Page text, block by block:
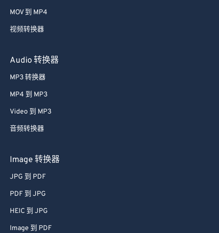
MOV 到 MP4
视频转换器
Audio 转换器
MP3 转换器
MP4 到 MP3
Video 到 MP3
音频转换器
Image 转换器
JPG 到 PDF
PDF 到 JPG
HEIC 到 JPG
Image 到 PDF